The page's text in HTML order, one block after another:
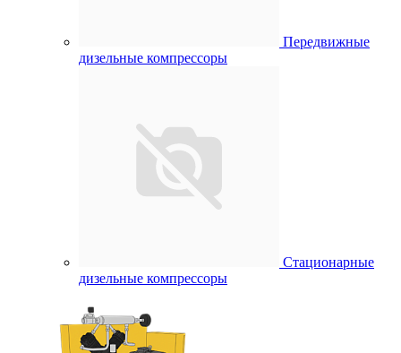
Передвижные
дизельные компрессоры
Стационарные
дизельные компрессоры